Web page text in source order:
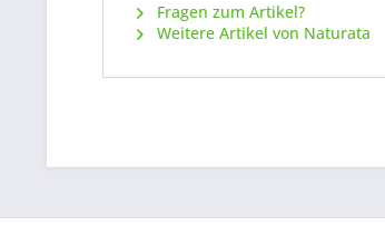
Fragen zum Artikel?
Weitere Artikel von Naturata